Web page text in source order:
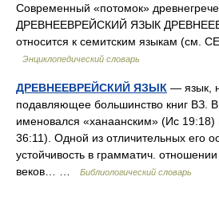
Современный «потомок»
ДРЕВНЕЕВРЕЙСКИЙ ЯЗЫК
относится к семитским языкам
Энциклопедический словарь
ДРЕВНЕЕВРЕЙСКИЙ ЯЗЫК — язык,
подавляющее большинство книг ВЗ.
именовался «ханаанским» (Ис
36:11). Одной из отличительных его
устойчивость в грамматич.
веков… …
Библиологический словарь